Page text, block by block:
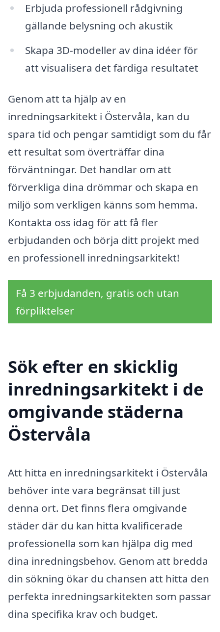
Erbjuda professionell rådgivning
gällande belysning och akustik
Skapa 3D-modeller av dina idéer för
att visualisera det färdiga resultatet
Genom att ta hjälp av en
inredningsarkitekt i Östervåla, kan du
spara tid och pengar samtidigt som du får
ett resultat som överträffar dina
förväntningar. Det handlar om att
förverkliga dina drömmar och skapa en
miljö som verkligen känns som hemma.
Kontakta oss idag för att få fler
erbjudanden och börja ditt projekt med
en professionell inredningsarkitekt!
Få 3 erbjudanden, gratis och utan
förpliktelser
Sök efter en skicklig
inredningsarkitekt i de
omgivande städerna
Östervåla
Att hitta en inredningsarkitekt i Östervåla
behöver inte vara begränsat till just
denna ort. Det finns flera omgivande
städer där du kan hitta kvalificerade
professionella som kan hjälpa dig med
dina inredningsbehov. Genom att bredda
din sökning ökar du chansen att hitta den
perfekta inredningsarkitekten som passar
dina specifika krav och budget.